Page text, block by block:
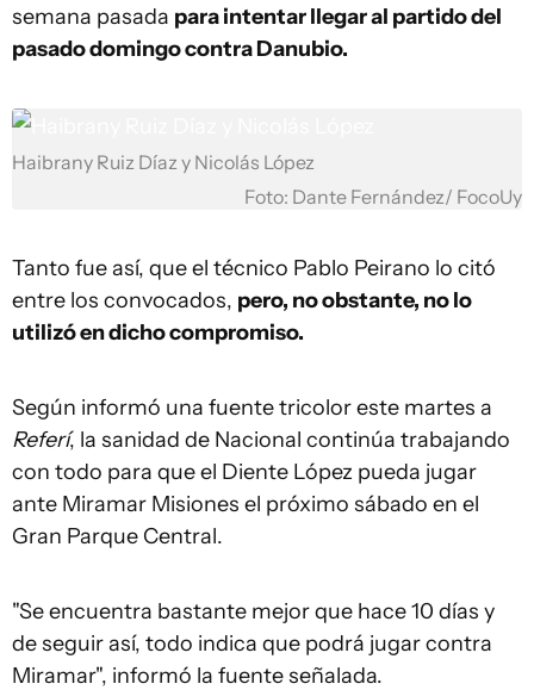
semana pasada para intentar llegar al partido del
pasado domingo contra Danubio.
Haibrany Ruiz Díaz y Nicolás López
Foto: Dante Fernández/ FocoUy
Tanto fue así, que el técnico Pablo Peirano lo citó
entre los convocados, pero, no obstante, no lo
utilizó en dicho compromiso.
Según informó una fuente tricolor este martes a
Referí, la sanidad de Nacional continúa trabajando
con todo para que el Diente López pueda jugar
ante Miramar Misiones el próximo sábado en el
Gran Parque Central.
"Se encuentra bastante mejor que hace 10 días y
de seguir así, todo indica que podrá jugar contra
Miramar", informó la fuente señalada.